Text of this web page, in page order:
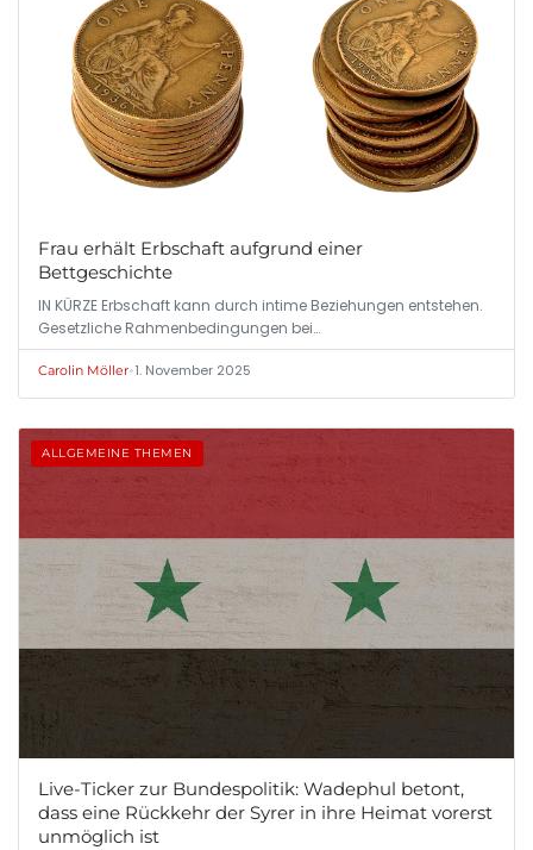
Frau erhält Erbschaft aufgrund einer
Bettgeschichte
IN KÜRZE Erbschaft kann durch intime Beziehungen entstehen.
Gesetzliche Rahmenbedingungen bei…
Carolin Möller•1. November 2025
ALLGEMEINE THEMEN
Live-Ticker zur Bundespolitik: Wadephul betont,
dass eine Rückkehr der Syrer in ihre Heimat vorerst
unmöglich ist